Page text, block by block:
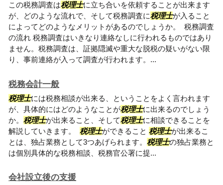
この税務調査は税理士に立ち合いを依頼することが出来ます
が、どのような流れで、そして税務調査に税理士が入ること
によってどのようなメリットがあるのでしょうか。 税務調査
の流れ 税務調査はいきなり連絡なしに行われるものではあり
ません。税務調査は、証拠隠滅や重大な脱税の疑いがない限
り、事前連絡が入って調査が行われます。...
税務会計一般
税理士には税務相談が出来る、ということをよく言われます
が、具体的にはどのようなことが税理士に出来るのでしょう
か。 税理士が出来ること、そして税理士に相談できることを
解説していきます。 税理士ができること 税理士が出来るこ
とは、独占業務として3つあげられます。 税理士の独占業務と
は個別具体的な税務相談、税務官公署に提...
会社設立後の支援